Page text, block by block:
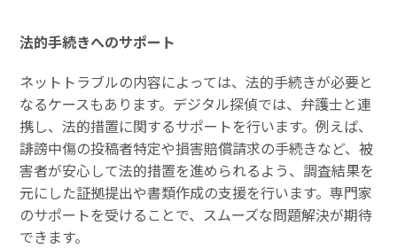
法的手続きへのサポート
ネットトラブルの内容によっては、法的手続きが必要と
なるケースもあります。デジタル探偵では、弁護士と連
携し、法的措置に関するサポートを行います。例えば、
誹謗中傷の投稿者特定や損害賠償請求の手続きなど、被
害者が安心して法的措置を進められるよう、調査結果を
元にした証拠提出や書類作成の支援を行います。専門家
のサポートを受けることで、スムーズな問題解決が期待
できます。